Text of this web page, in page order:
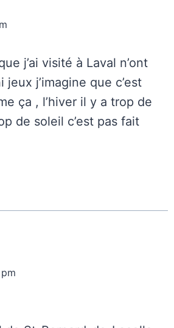
j’ai visité à Laval n’ont
j’imagine que c’est
ça , l’hiver il y a trop de
de soleil c’est pas fait